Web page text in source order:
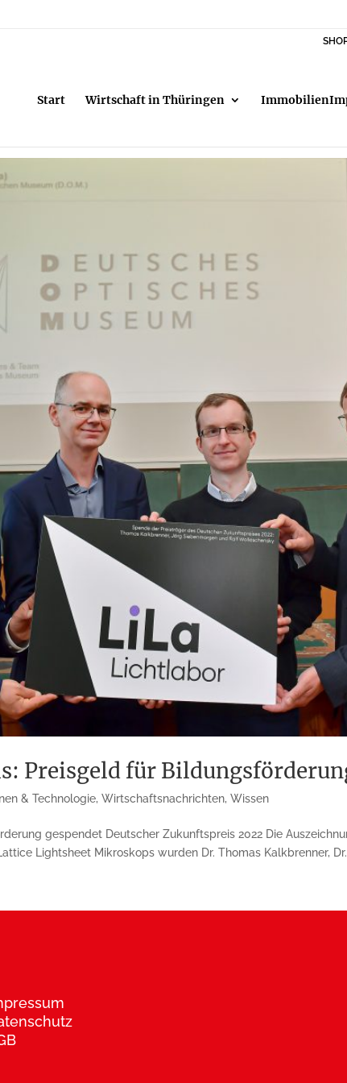
Start Wirtschaft in Thüringen
Preisgeld für
& Technologie,Wirtschaftsnachrichten,Wissen
gespendet Deutscher Zukunftspreis 2022 Die
Lightsheet Mikroskops wurden Dr. Thomas Kalkbrenner, Dr.